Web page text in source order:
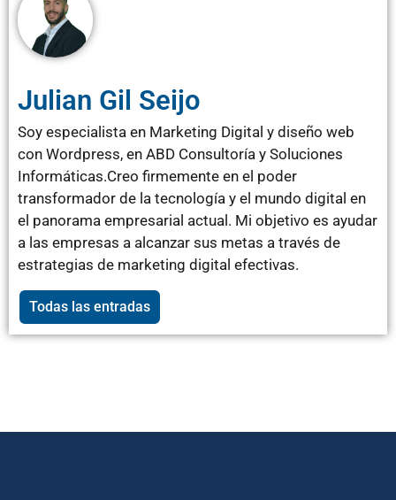
Julian Gil Seijo
Soy especialista en Marketing Digital y diseño web
con Wordpress, en ABD Consultoría y Soluciones
Informáticas.Creo firmemente en el poder
transformador de la tecnología y el mundo digital en
el panorama empresarial actual. Mi objetivo es ayudar
a las empresas a alcanzar sus metas a través de
estrategias de marketing digital efectivas.
Todas las entradas